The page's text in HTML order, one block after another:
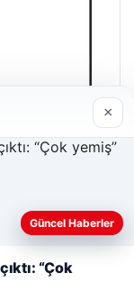
×
Güncel Haberler
“Çok